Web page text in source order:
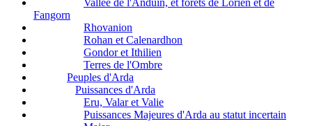
Vallée de l'Anduin, et forêts de Lorien et de
Fangorn
Rhovanion
Rohan et Calenardhon
Gondor et Ithilien
Terres de l'Ombre
Peuples d'Arda
Puissances d'Arda
Eru, Valar et Valie
Puissances Majeures d'Arda au statut incertain